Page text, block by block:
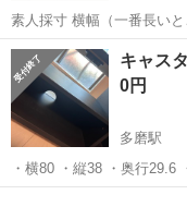
素人採寸 横幅（一番長い
部屋の角にも置けます。
イクシートなどでかわい
り直して使...
東京 府中市 多磨駅
キャス
0円
多磨駅
・横80 ・縦38 ・奥行29.6 ・カラー
ついているため、移動など